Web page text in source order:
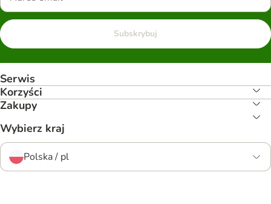
Subskrybuj
Serwis
Korzyści
Zakupy
Wybierz kraj
Polska / pl